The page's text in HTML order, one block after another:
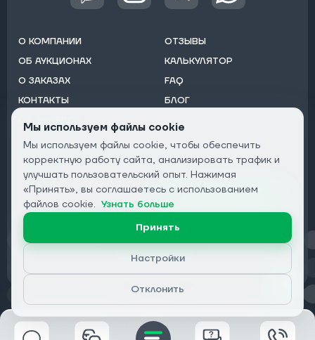
О КОМПАНИИ
ОБ АУКЦИОНАХ
О ЗАКАЗАХ
КОНТАКТЫ
ОТЗЫВЫ
КАЛЬКУЛЯТОР
FAQ
БЛОГ
Подписаться на рассылку:
Email
Конфиденциальность
© 2026 DRIVECLICK GROUP LTD | Все права защищены
Мы используем файлы cookie
Мы используем файлы cookie, чтобы обеспечить
корректную работу сайта, анализировать трафик и
улучшать пользовательский опыт. Нажимая
«Принять», вы соглашаетесь с использованием
файлов cookie. Узнать больше
Принять
Настройки
Отклонить